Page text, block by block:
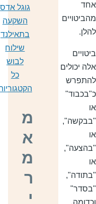
יכולים
גוגל אדס
השקעה
בתאילנד
שילוח
לבוש
כל
הקטגוריות
מ
א
מ
ר
י